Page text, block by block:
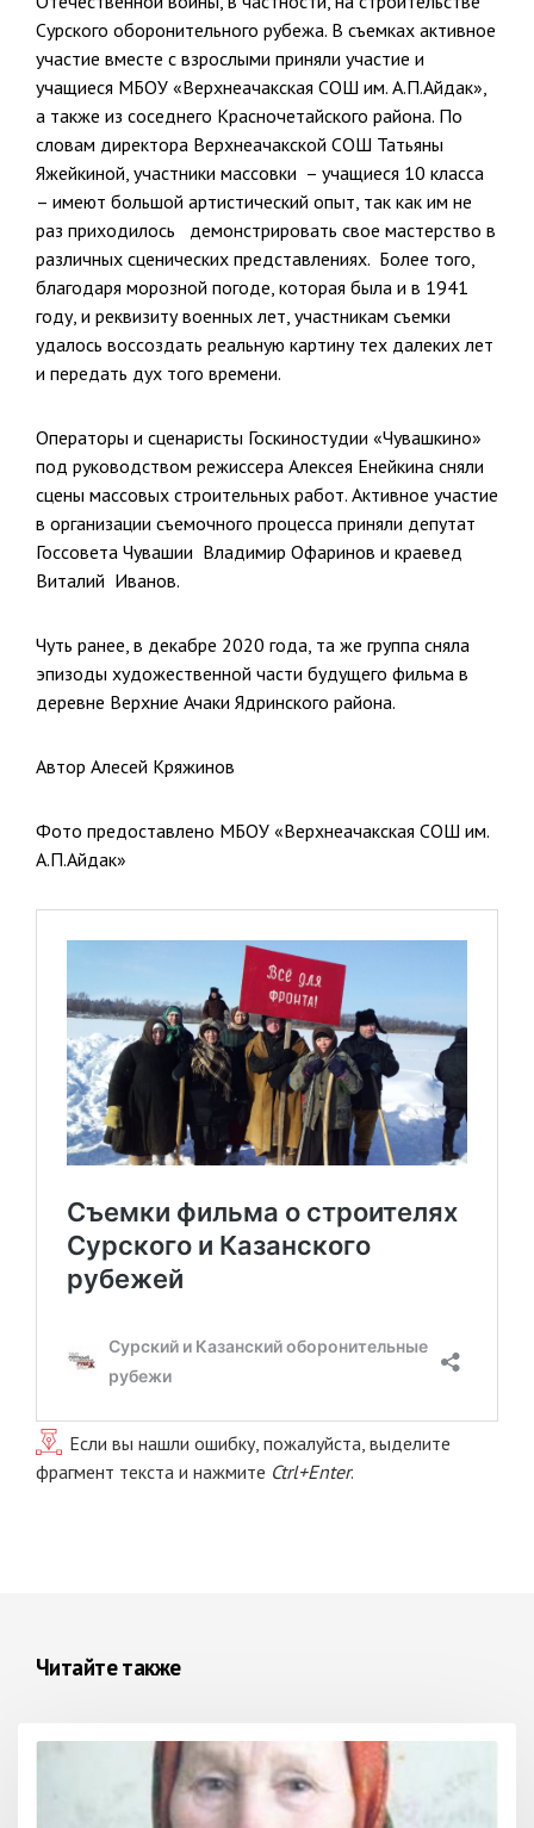
Сурского оборонительного рубежа. В съемках активное
участие вместе с взрослыми приняли участие и
учащиеся МБОУ «Верхнеачакская СОШ им. А.П.Айдак»,
а также из соседнего Красночетайского района. По
словам директора Верхнеачакской СОШ Татьяны
Яжейкиной, участники массовки – учащиеся 10 класса
– имеют большой артистический опыт, так как им не
раз приходилось демонстрировать свое мастерство в
различных сценических представлениях. Более того,
благодаря морозной погоде, которая была и в 1941
году, и реквизиту военных лет, участникам съемки
удалось воссоздать реальную картину тех далеких лет
и передать дух того времени.
Операторы и сценаристы Госкиностудии «Чувашкино»
под руководством режиссера Алексея Енейкина сняли
сцены массовых строительных работ. Активное участие
в организации съемочного процесса приняли депутат
Госсовета Чувашии Владимир Офаринов и краевед
Виталий Иванов.
Чуть ранее, в декабре 2020 года, та же группа сняла
эпизоды художественной части будущего фильма в
деревне Верхние Ачаки Ядринского района.
Автор Алесей Кряжинов
Фото предоставлено МБОУ «Верхнеачакская СОШ им.
А.П.Айдак»
Если вы нашли ошибку, пожалуйста, выделите
фрагмент текста и нажмите Ctrl+Enter.
Читайте также